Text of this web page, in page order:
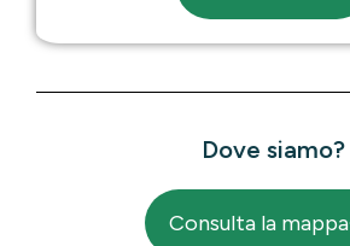
Dove siamo?
Consulta la mappa